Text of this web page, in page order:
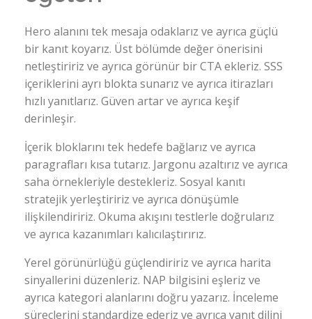
Hero alanını tek mesaja odaklarız ve ayrıca güçlü
bir kanıt koyarız. Üst bölümde değer önerisini
netleştiririz ve ayrıca görünür bir CTA ekleriz. SSS
içeriklerini ayrı blokta sunarız ve ayrıca itirazları
hızlı yanıtlarız. Güven artar ve ayrıca keşif
derinleşir.
İçerik bloklarını tek hedefe bağlarız ve ayrıca
paragrafları kısa tutarız. Jargonu azaltırız ve ayrıca
saha örnekleriyle destekleriz. Sosyal kanıtı
stratejik yerleştiririz ve ayrıca dönüşümle
ilişkilendiririz. Okuma akışını testlerle doğrularız
ve ayrıca kazanımları kalıcılaştırırız.
Yerel görünürlüğü güçlendiririz ve ayrıca harita
sinyallerini düzenleriz. NAP bilgisini eşleriz ve
ayrıca kategori alanlarını doğru yazarız. İnceleme
süreçlerini standardize ederiz ve ayrıca yanıt dilini